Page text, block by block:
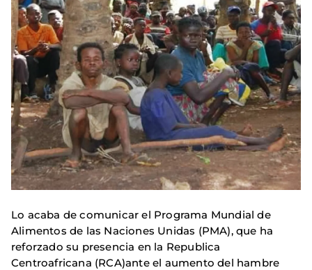
Lo acaba de comunicar el Programa Mundial de
Alimentos de las Naciones Unidas (PMA), que ha
reforzado su presencia en la Republica
Centroafricana (RCA)ante el aumento del hambre